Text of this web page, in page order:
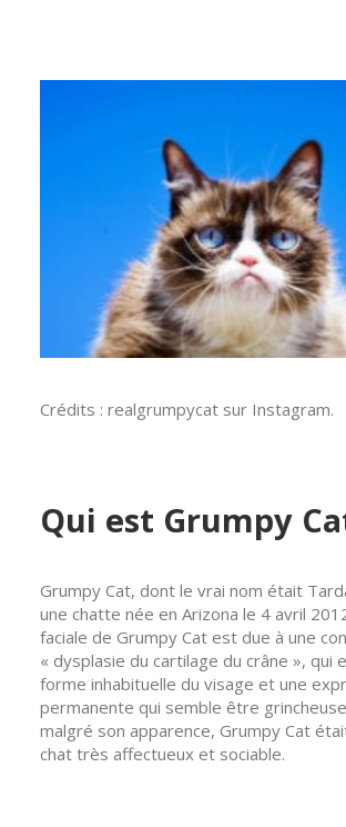
Crédits : realgrumpycat sur Instagram.
Qui est Grumpy
Grumpy Cat, dont le vrai nom était
une chatte née en Arizona le 4 avril
faciale de Grumpy Cat est due à une
« dysplasie du cartilage du crâne », qui
forme inhabituelle du visage et une
permanente qui semble être
malgré son apparence, Grumpy Cat
chat très affectueux et sociable.